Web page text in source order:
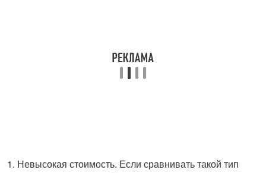
Невысокая стоимость. Если сравнивать такой тип